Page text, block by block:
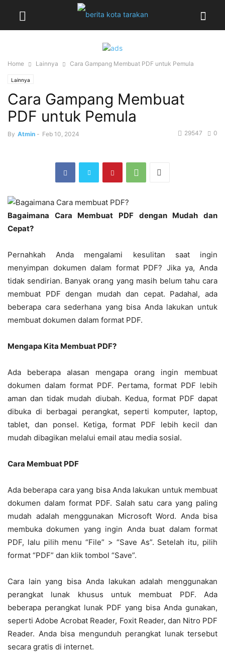
Home Lainnya Cara Gampang Membuat PDF untuk Pemula
Lainnya
Cara Gampang Membuat
PDF untuk Pemula
By Atmin - Feb 10, 2024 0
29547
Bagaimana Cara Membuat PDF dengan Mudah dan
Cepat?
Pernahkah Anda mengalami kesulitan saat ingin
menyimpan dokumen dalam format PDF? Jika ya, Anda
tidak sendirian. Banyak orang yang masih belum tahu cara
membuat PDF dengan mudah dan cepat. Padahal, ada
beberapa cara sederhana yang bisa Anda lakukan untuk
membuat dokumen dalam format PDF.
Mengapa Kita Membuat PDF?
Ada beberapa alasan mengapa orang ingin membuat
dokumen dalam format PDF. Pertama, format PDF lebih
aman dan tidak mudah diubah. Kedua, format PDF dapat
dibuka di berbagai perangkat, seperti komputer, laptop,
tablet, dan ponsel. Ketiga, format PDF lebih kecil dan
mudah dibagikan melalui email atau media sosial.
Cara Membuat PDF
Ada beberapa cara yang bisa Anda lakukan untuk membuat
dokumen dalam format PDF. Salah satu cara yang paling
mudah adalah menggunakan Microsoft Word. Anda bisa
membuka dokumen yang ingin Anda buat dalam format
PDF, lalu pilih menu “File” > “Save As”. Setelah itu, pilih
format “PDF” dan klik tombol “Save”.
Cara lain yang bisa Anda lakukan adalah menggunakan
perangkat lunak khusus untuk membuat PDF. Ada
beberapa perangkat lunak PDF yang bisa Anda gunakan,
seperti Adobe Acrobat Reader, Foxit Reader, dan Nitro PDF
Reader. Anda bisa mengunduh perangkat lunak tersebut
secara gratis di internet.